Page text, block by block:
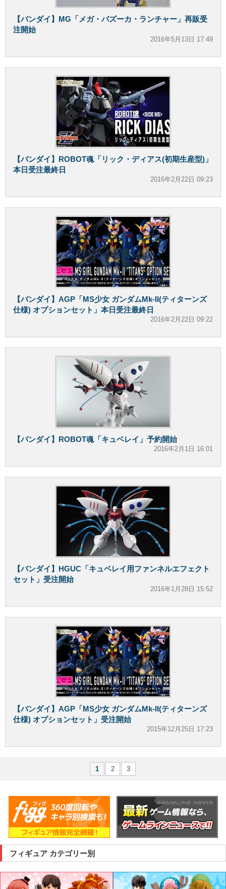
【バンダイ】MG「メガ・バズーカ・ランチャー」再販受
注開始
2016年5月13日 17:49
【バンダイ】ROBOT魂「リック・ディアス(初期生産型)」
本日受注最終日
2016年2月22日 09:23
【バンダイ】AGP「MS少女 ガンダムMk-II(ティターンズ
仕様) オプションセット」本日受注最終日
2016年2月22日 09:22
【バンダイ】ROBOT魂「キュベレイ」予約開始
2016年2月1日 16:01
【バンダイ】HGUC「キュベレイ用ファンネルエフェクト
セット」受注開始
2016年1月28日 15:52
【バンダイ】AGP「MS少女 ガンダムMk-II(ティターンズ
仕様) オプションセット」受注開始
2015年12月25日 17:23
1 2 3
フィギュア カテゴリー別